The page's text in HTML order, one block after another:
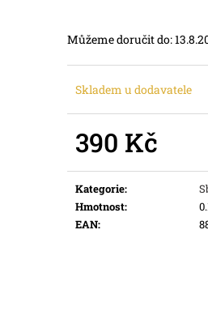
Můžeme doručit do:
Skladem u dodavatele
390 Kč
Kategorie:
Hmotnost:
EAN:
OF LEGENDS
SWU 05:
BOOSTER
99 Kč